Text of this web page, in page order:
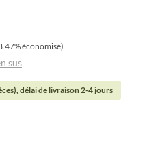
économisé)
sus
délai de livraison 2-4 jours